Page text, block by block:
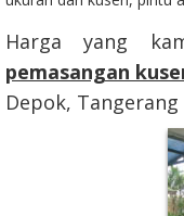
Harga yang
pemasangan
Depok, Tangerang